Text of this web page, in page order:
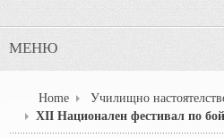
МЕНЮ
Home Училищно
XII Национален фестивал по